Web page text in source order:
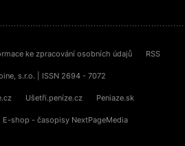
ke zpracování osobních údajů RSS
s.r.o. | ISSN 2694 - 7072
Ušetři.peníze.cz Peniaze.sk
E-shop - časopisy NextPageMedia